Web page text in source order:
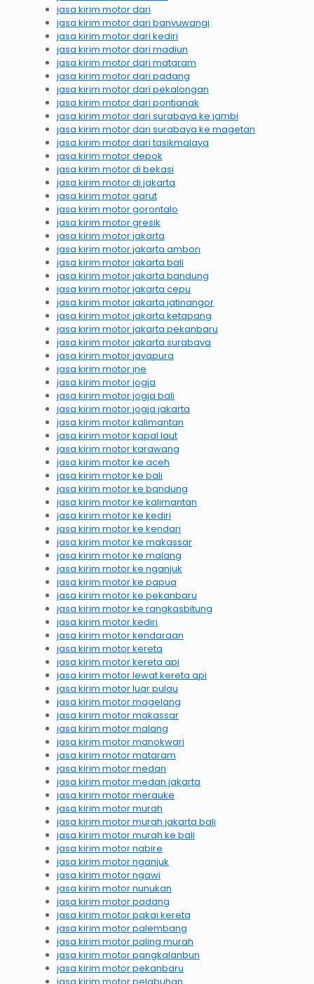
jasa kirim motor dari
jasa kirim motor dari banyuwangi
jasa kirim motor dari kediri
jasa kirim motor dari madiun
jasa kirim motor dari mataram
jasa kirim motor dari padang
jasa kirim motor dari pekalongan
jasa kirim motor dari pontianak
jasa kirim motor dari surabaya ke jambi
jasa kirim motor dari surabaya ke magetan
jasa kirim motor dari tasikmalaya
jasa kirim motor depok
jasa kirim motor di bekasi
jasa kirim motor di jakarta
jasa kirim motor garut
jasa kirim motor gorontalo
jasa kirim motor gresik
jasa kirim motor jakarta
jasa kirim motor jakarta ambon
jasa kirim motor jakarta bali
jasa kirim motor jakarta bandung
jasa kirim motor jakarta cepu
jasa kirim motor jakarta jatinangor
jasa kirim motor jakarta ketapang
jasa kirim motor jakarta pekanbaru
jasa kirim motor jakarta surabaya
jasa kirim motor jayapura
jasa kirim motor jne
jasa kirim motor jogja
jasa kirim motor jogja bali
jasa kirim motor jogja jakarta
jasa kirim motor kalimantan
jasa kirim motor kapal laut
jasa kirim motor karawang
jasa kirim motor ke aceh
jasa kirim motor ke bali
jasa kirim motor ke bandung
jasa kirim motor ke kalimantan
jasa kirim motor ke kediri
jasa kirim motor ke kendari
jasa kirim motor ke makassar
jasa kirim motor ke malang
jasa kirim motor ke nganjuk
jasa kirim motor ke papua
jasa kirim motor ke pekanbaru
jasa kirim motor ke rangkasbitung
jasa kirim motor kediri
jasa kirim motor kendaraan
jasa kirim motor kereta
jasa kirim motor kereta api
jasa kirim motor lewat kereta api
jasa kirim motor luar pulau
jasa kirim motor magelang
jasa kirim motor makassar
jasa kirim motor malang
jasa kirim motor manokwari
jasa kirim motor mataram
jasa kirim motor medan
jasa kirim motor medan jakarta
jasa kirim motor merauke
jasa kirim motor murah
jasa kirim motor murah jakarta bali
jasa kirim motor murah ke bali
jasa kirim motor nabire
jasa kirim motor nganjuk
jasa kirim motor ngawi
jasa kirim motor nunukan
jasa kirim motor padang
jasa kirim motor pakai kereta
jasa kirim motor palembang
jasa kirim motor paling murah
jasa kirim motor pangkalanbun
jasa kirim motor pekanbaru